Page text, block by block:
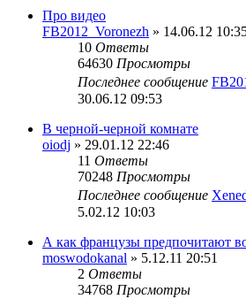
Про видео
FB2012_Voronezh » 14.06.12
10 Ответы
64630 Просмотры
Последнее сообщение
30.06.12 09:53
В черной-черной комнате
oiodj » 29.01.12 22:46
11 Ответы
70248 Просмотры
Последнее сообщение
5.02.12 10:03
А как французы предпочитают
moswodokanal » 5.12.11 20:51
2 Ответы
34768 Просмотры